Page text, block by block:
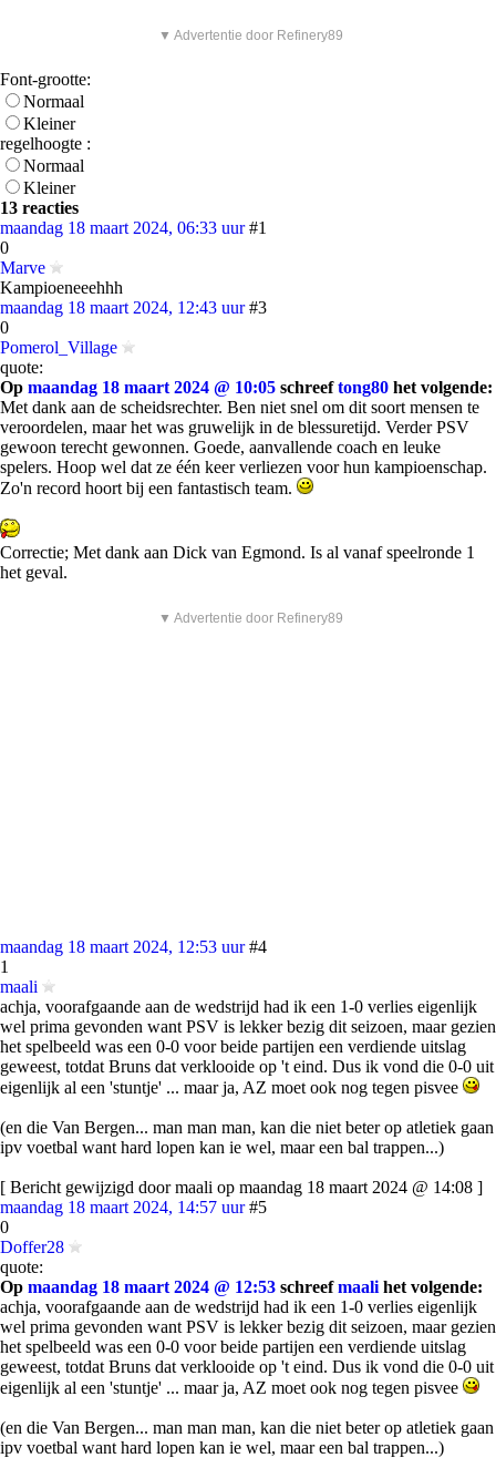
▼ Advertentie door Refinery89
Font-grootte:
Normaal
Kleiner
regelhoogte :
Normaal
Kleiner
13 reacties
maandag 18 maart 2024, 06:33 uur #1
0
Marve
Kampioeneeehhh
maandag 18 maart 2024, 12:43 uur #3
0
Pomerol_Village
quote:
Op maandag 18 maart 2024 @ 10:05 schreeftong80 het volgende:
Met dank aan de scheidsrechter. Ben niet snel om dit soort mensen te
veroordelen, maar het was gruwelijk in de blessuretijd. Verder PSV
gewoon terecht gewonnen. Goede, aanvallende coach en leuke
spelers. Hoop wel dat ze één keer verliezen voor hun kampioenschap.
Zo'n record hoort bij een fantastisch team.
Correctie; Met dank aan Dick van Egmond. Is al vanaf speelronde 1
het geval.
▼ Advertentie door Refinery89
maandag 18 maart 2024, 12:53 uur #4
1
maali
achja, voorafgaande aan de wedstrijd had ik een 1-0 verlies eigenlijk
wel prima gevonden want PSV is lekker bezig dit seizoen, maar gezien
het spelbeeld was een 0-0 voor beide partijen een verdiende uitslag
geweest, totdat Bruns dat verklooide op 't eind. Dus ik vond die 0-0 uit
eigenlijk al een 'stuntje' ... maar ja, AZ moet ook nog tegen pisvee
(en die Van Bergen... man man man, kan die niet beter op atletiek gaan
ipv voetbal want hard lopen kan ie wel, maar een bal trappen...)
[ Bericht gewijzigd door maali op maandag 18 maart 2024 @ 14:08 ]
maandag 18 maart 2024, 14:57 uur #5
0
Doffer28
quote:
Op maandag 18 maart 2024 @ 12:53 schreefmaali het volgende:
achja, voorafgaande aan de wedstrijd had ik een 1-0 verlies eigenlijk
wel prima gevonden want PSV is lekker bezig dit seizoen, maar gezien
het spelbeeld was een 0-0 voor beide partijen een verdiende uitslag
geweest, totdat Bruns dat verklooide op 't eind. Dus ik vond die 0-0 uit
eigenlijk al een 'stuntje' ... maar ja, AZ moet ook nog tegen pisvee
(en die Van Bergen... man man man, kan die niet beter op atletiek gaan
ipv voetbal want hard lopen kan ie wel, maar een bal trappen...)